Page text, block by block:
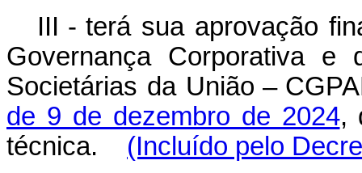
III - terá sua aprovação
Governança
Corporativa e
Societárias da União –
de 9 de dezembro de 2024,
técnica. (Incluído pelo